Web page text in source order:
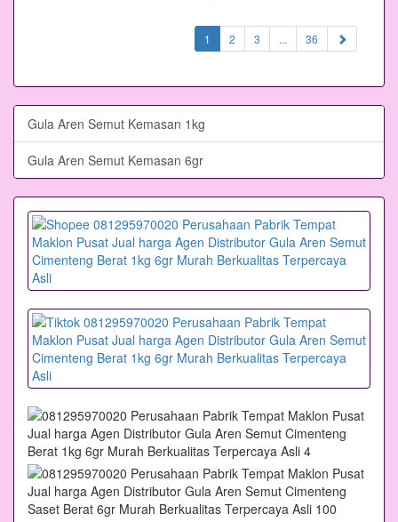
1 (current)
2 3 ... 36
Gula Aren Semut Kemasan 1kg
Gula Aren Semut Kemasan 6gr